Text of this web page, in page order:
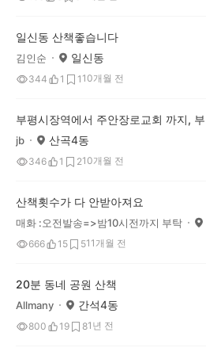
일신동 산책좋습니다
김인순 일신동
344 1 1 10개월 전
jb 산곡4동
346 1 210개월 전
산책횟수가 다 안받아져요
매화 :오전발송=>밤10시전까지 부탁
666 15 511개월 전
20분 동네 공원 산책
Allmany 간석4동
800 19 81년 전